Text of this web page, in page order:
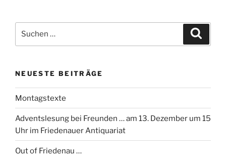
nach:
NEUESTE BEITRÄGE
Montagstexte
Adventslesung bei Freunden … am 13. Dezember um 15
Uhr im Friedenauer Antiquariat
Out of Friedenau …